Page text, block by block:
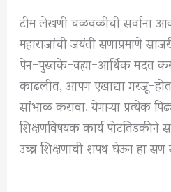
टीम लेखणी चळवळीची सर्वाना
महाराजांची जयंती सणाप्रमाणे
पेन-पुस्तके-वह्या-आर्थिक मदत
काढलीत, आपण एखाद्या गरजू-
सांभाळ करावा. येणाऱ्या प्रत्येक
शिक्षणविषयक कार्य पोटतिडकीने
उच्च शिक्षणाची शपथ घेऊन हा